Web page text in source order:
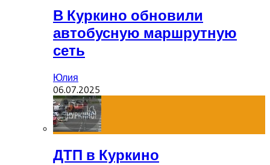
В Куркино обновили
автобусную маршрутную
сеть
Юлия
06.07.2025
ДТП в Куркино